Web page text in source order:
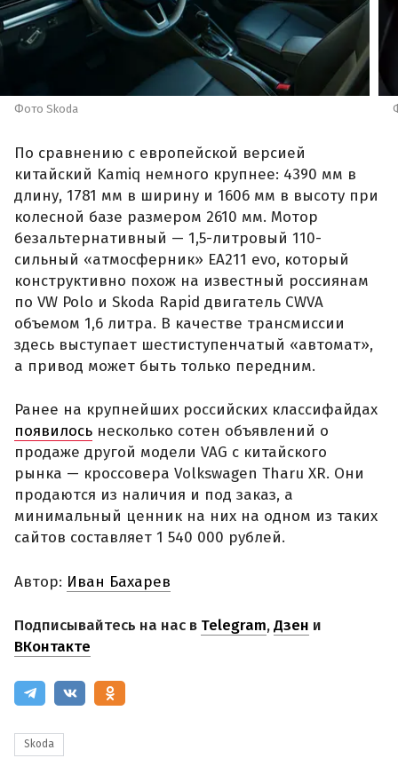
Фото Skoda
По сравнению с европейской версией
китайский Kamiq немного крупнее: 4390 мм в
длину, 1781 мм в ширину и 1606 мм в высоту при
колесной базе размером 2610 мм. Мотор
безальтернативный — 1,5-литровый 110-
сильный «атмосферник» ЕА211 evo, который
конструктивно похож на известный россиянам
по VW Polo и Skoda Rapid двигатель CWVA
объемом 1,6 литра. В качестве трансмиссии
здесь выступает шестиступенчатый «автомат»,
а привод может быть только передним.
Ранее на крупнейших российских классифайдах
появилось несколько сотен объявлений о
продаже другой модели VAG с китайского
рынка — кроссовера Volkswagen Tharu XR. Они
продаются из наличия и под заказ, а
минимальный ценник на них на одном из таких
сайтов составляет 1 540 000 рублей.
Автор: Иван Бахарев
Подписывайтесь на нас в Telegram,Дзен и
ВКонтакте
Skoda